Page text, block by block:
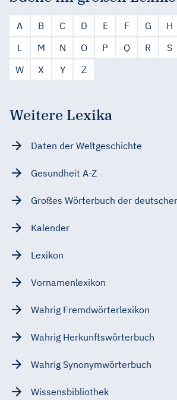
A B C D E F G H
L
M N O P Q R S
W
X Y Z
Weitere Lexika
Daten der Weltgeschichte
Gesundheit A-Z
Großes Wörterbuch der
Kalender
Lexikon
Vornamenlexikon
Wahrig Fremdwörterlexikon
Wahrig Herkunftswörterbuch
Wahrig Synonymwörterbuch
Wissensbibliothek